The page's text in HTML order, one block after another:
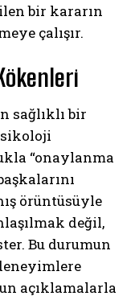
bir kararın
çalışır.
sağlıklı bir
“onaylanma
örüntüsüyle
değil,
Bu durumun
açıklamalarla